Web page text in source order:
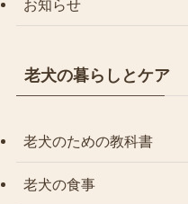
お知らせ
老犬の暮らしとケア
老犬のための教科書
老犬の食事